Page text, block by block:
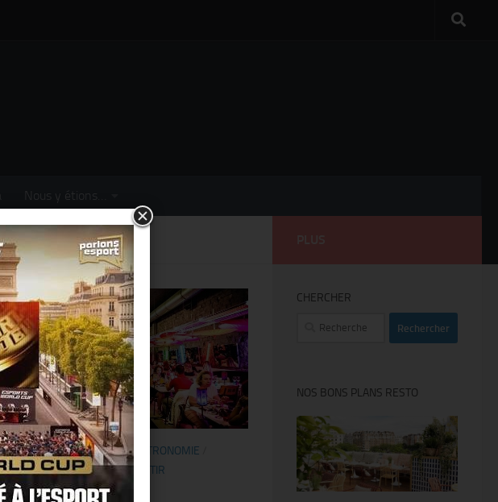
Nous y étions…
BISTRONOMIE/DESIGN/GASTRONOMIE
PEOPLE/RESTO/HÔTEL/
SORTIR
21 JUILLET 2025
CHERCHER
Rechercher :
NOS BONS PLANS RESTO